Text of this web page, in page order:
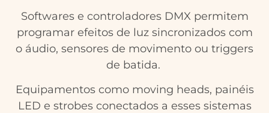
Softwares e controladores DMX permitem
programar efeitos de luz sincronizados com
o áudio, sensores de movimento ou triggers
de batida.
Equipamentos como moving heads, painéis
LED e strobes conectados a esses sistemas